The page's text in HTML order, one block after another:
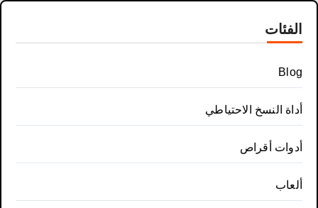
الفئات
Blog
أداة النسخ الاحتياطي
أدوات أقراص
ألعاب